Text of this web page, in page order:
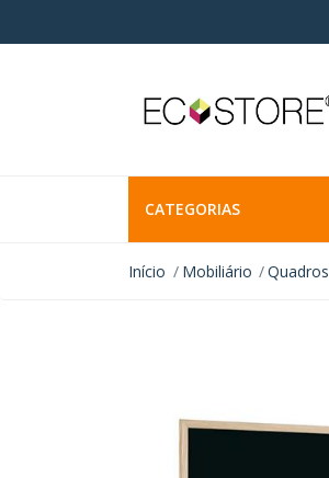
CATEGORIAS
Início Mobiliário Quadros